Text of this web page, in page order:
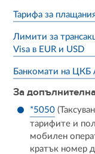
Тарифа за
Лимити за
Visa в EUR и USD
Банкомати на ЦКБ
За
*5050
тарифите и
мобилен
кратък номер